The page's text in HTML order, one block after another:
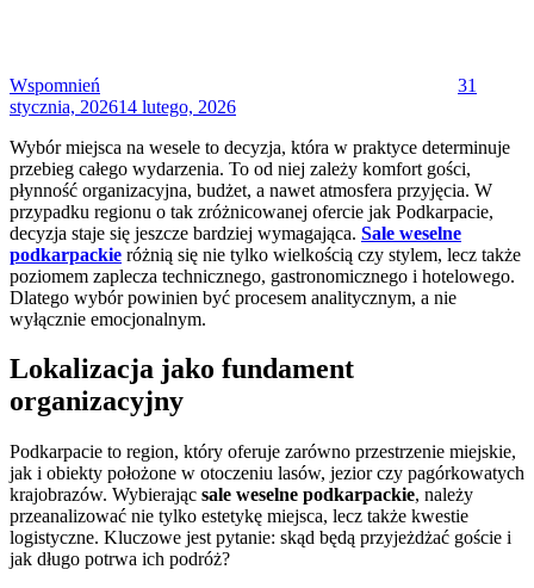
Wspomnień
31
stycznia, 202614 lutego, 2026
Wybór miejsca na wesele to decyzja, która w praktyce determinuje
przebieg całego wydarzenia. To od niej zależy komfort gości,
płynność organizacyjna, budżet, a nawet atmosfera przyjęcia. W
przypadku regionu o tak zróżnicowanej ofercie jak Podkarpacie,
decyzja staje się jeszcze bardziej wymagająca. Sale weselne
podkarpackie różnią się nie tylko wielkością czy stylem, lecz także
poziomem zaplecza technicznego, gastronomicznego i hotelowego.
Dlatego wybór powinien być procesem analitycznym, a nie
wyłącznie emocjonalnym.
Lokalizacja jako fundament
organizacyjny
Podkarpacie to region, który oferuje zarówno przestrzenie miejskie,
jak i obiekty położone w otoczeniu lasów, jezior czy pagórkowatych
krajobrazów. Wybierając sale weselne podkarpackie, należy
przeanalizować nie tylko estetykę miejsca, lecz także kwestie
logistyczne. Kluczowe jest pytanie: skąd będą przyjeżdżać goście i
jak długo potrwa ich podróż?